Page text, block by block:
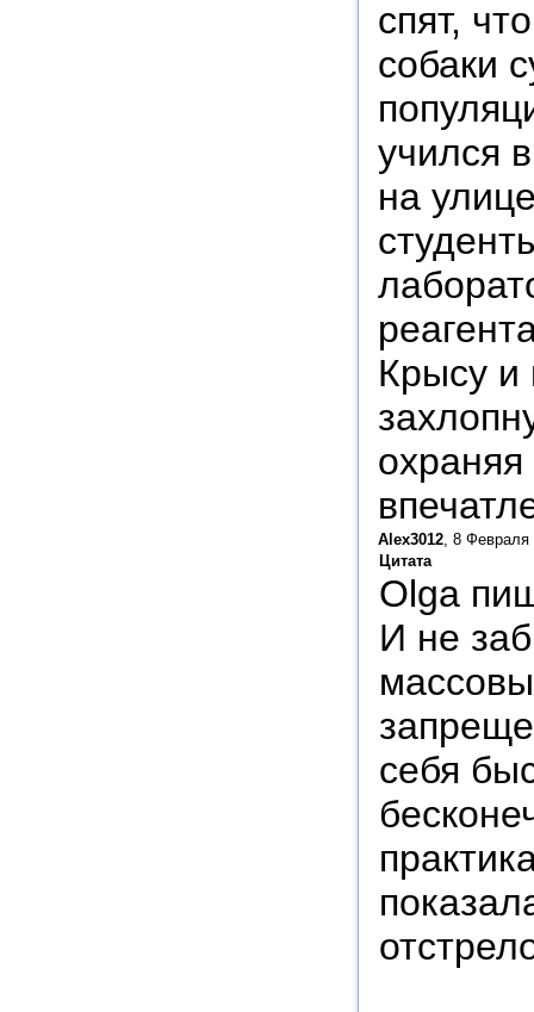
спят,
собаки
учился
на
Крысу и
Alex3012 , 8
Цитата
Olga
И не
себя